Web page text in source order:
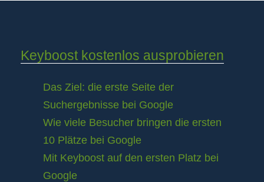
Keyboost kostenlos ausprobieren
Das Ziel: die erste Seite der
Suchergebnisse bei Google
Wie viele Besucher bringen die ersten
10 Plätze bei Google
Mit Keyboost auf den ersten Platz bei
Google